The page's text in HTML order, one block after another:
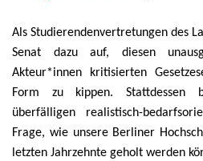
Als Studierendenvertretungen des
Senat dazu auf, diesen
Akteur*innen kritisierten
Form zu kippen. Stattdessen
überfälligen realistisch-
Frage, wie unsere Berliner
letzten Jahrzehnte geholt werden